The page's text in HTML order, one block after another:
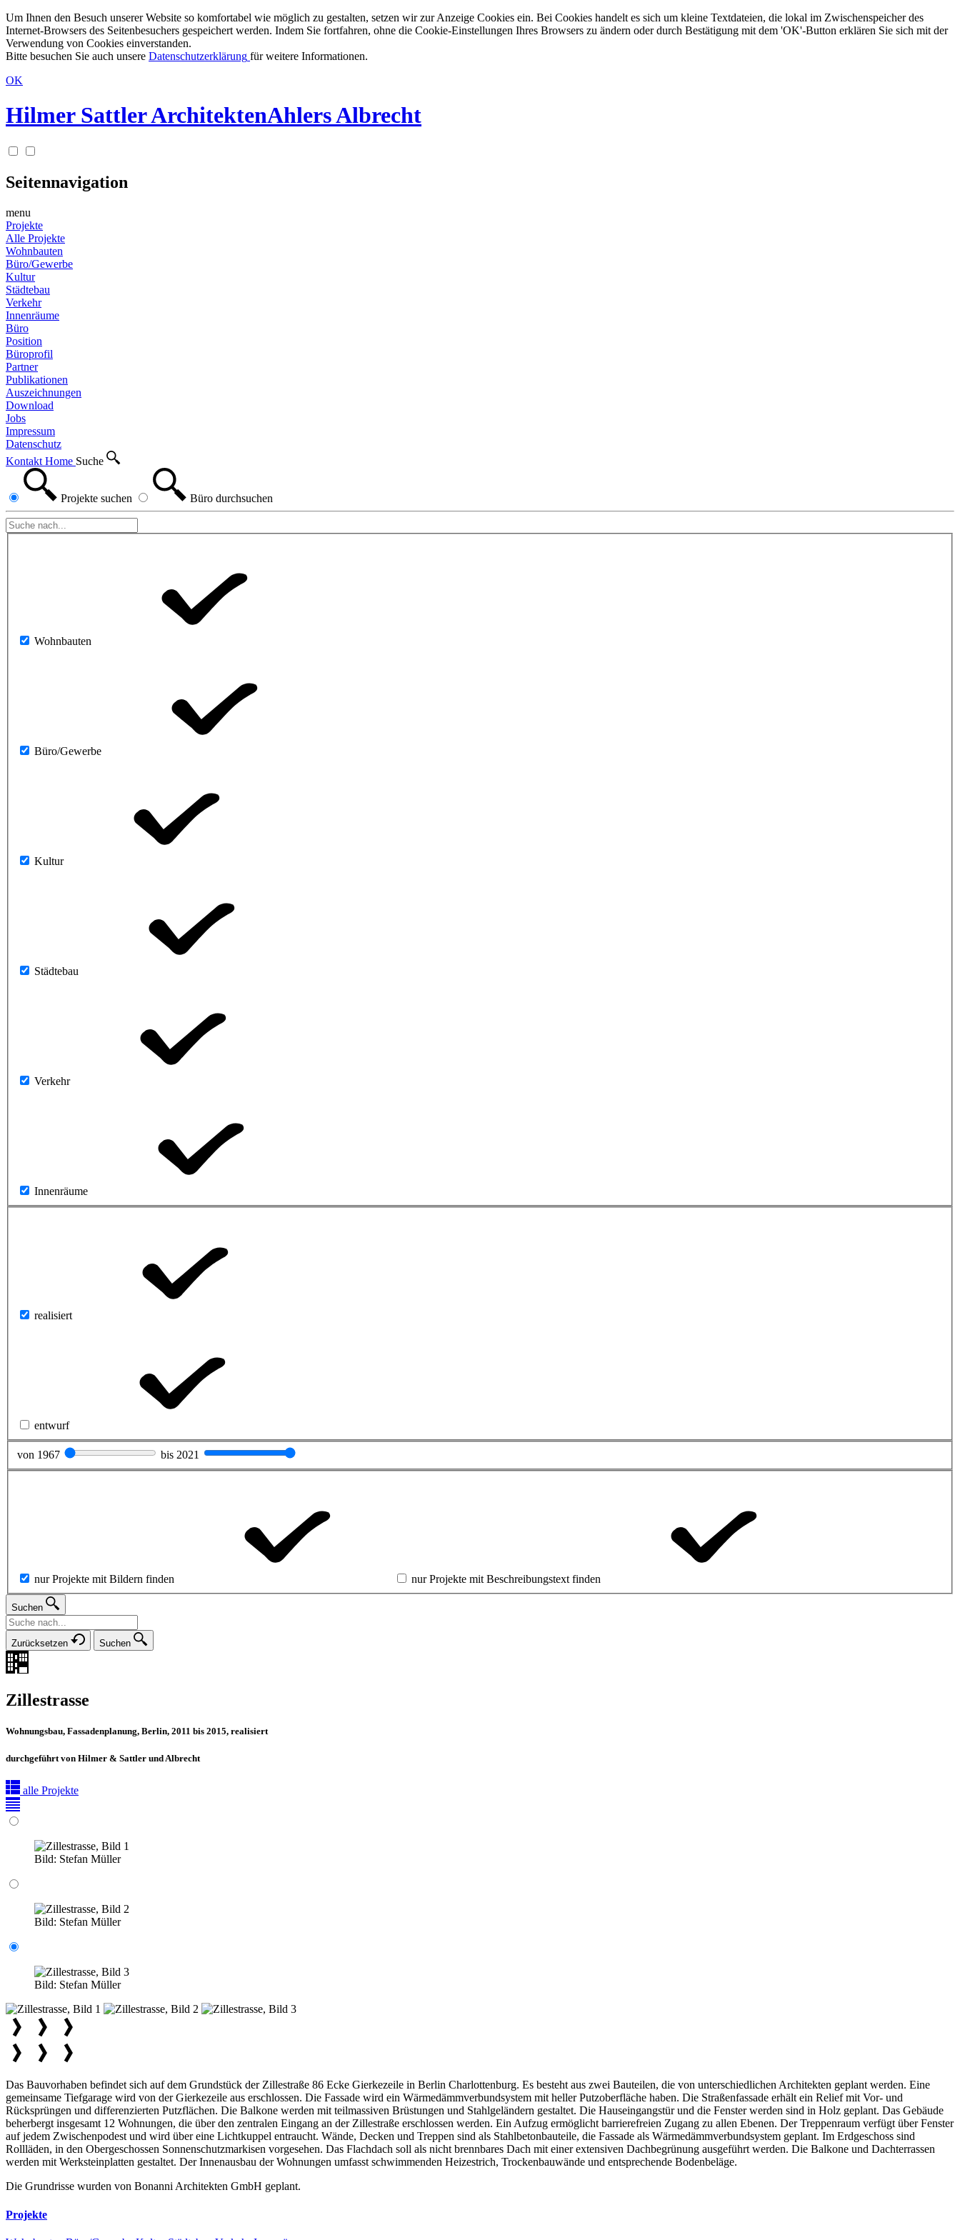
Um Ihnen den Besuch unserer Website so komfortabel wie möglich zu gestalten, setzen wir zur Anzeige Cookies ein. Bei Cookies handelt es sich um kleine Textdateien, die lokal im Zwischenspeicher des
Internet-Browsers des Seitenbesuchers gespeichert werden. Indem Sie fortfahren, ohne die Cookie-Einstellungen Ihres Browsers zu ändern oder durch Bestätigung mit dem 'OK'-Button erklären Sie sich mit der
Verwendung von Cookies einverstanden.
Bitte besuchen Sie auch unsere Datenschutzerklärung für weitere Informationen.
OK
Hilmer Sattler ArchitektenAhlers Albrecht
Seitennavigation
menu
Projekte
Alle Projekte
Wohnbauten
Büro/Gewerbe
Kultur
Städtebau
Verkehr
Innenräume
Büro
Position
Büroprofil
Partner
Publikationen
Auszeichnungen
Download
Jobs
Impressum
Datenschutz
Kontakt Home Suche
Projekte suchen Büro durchsuchen
Wohnbauten
Büro/Gewerbe
Kultur
Städtebau
Verkehr
Innenräume
realisiert
entwurf
von 1967 bis 2021
nur Projekte mit Bildern finden nur Projekte mit Beschreibungstext finden
Suchen
Zurücksetzen Suchen
Zillestrasse
Wohnungsbau, Fassadenplanung, Berlin, 2011 bis 2015, realisiert
durchgeführt von Hilmer & Sattler und Albrecht
alle Projekte
Bild: Stefan Müller
Bild: Stefan Müller
Bild: Stefan Müller
Das Bauvorhaben befindet sich auf dem Grundstück der Zillestraße 86 Ecke Gierkezeile in Berlin Charlottenburg. Es besteht aus zwei Bauteilen, die von unterschiedlichen Architekten geplant werden. Eine
gemeinsame Tiefgarage wird von der Gierkezeile aus erschlossen. Die Fassade wird ein Wärmedämmverbundsystem mit heller Putzoberfläche haben. Die Straßenfassade erhält ein Relief mit Vor- und
Rücksprüngen und differenzierten Putzflächen. Die Balkone werden mit teilmassiven Brüstungen und Stahlgeländern gestaltet. Die Hauseingangstür und die Fenster werden sind in Holz geplant. Das Gebäude
beherbergt insgesamt 12 Wohnungen, die über den zentralen Eingang an der Zillestraße erschlossen werden. Ein Aufzug ermöglicht barrierefreien Zugang zu allen Ebenen. Der Treppenraum verfügt über Fenster
auf jedem Zwischenpodest und wird über eine Lichtkuppel entraucht. Wände, Decken und Treppen sind als Stahlbetonbauteile, die Fassade als Wärmedämmverbundsystem geplant. Im Erdgeschoss sind
Rollläden, in den Obergeschossen Sonnenschutzmarkisen vorgesehen. Das Flachdach soll als nicht brennbares Dach mit einer extensiven Dachbegrünung ausgeführt werden. Die Balkone und Dachterrassen
werden mit Werksteinplatten gestaltet. Der Innenausbau der Wohnungen umfasst schwimmenden Heizestrich, Trockenbauwände und entsprechende Bodenbeläge.
Die Grundrisse wurden von Bonanni Architekten GmbH geplant.
Projekte